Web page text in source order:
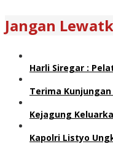
Jangan
Harli Siregar :
Terima Kunjungan
Kejagung
Kapolri Listyo